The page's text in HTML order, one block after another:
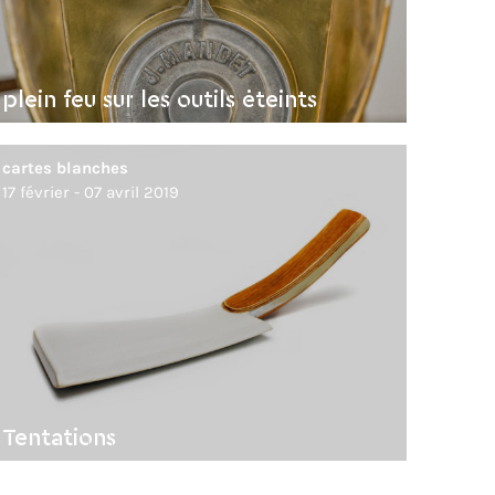
plein feu sur les outils éteints
cartes blanches
17 février - 07 avril 2019
Tentations